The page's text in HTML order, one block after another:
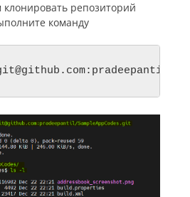
репозиторий
команду
:pradeepantil/